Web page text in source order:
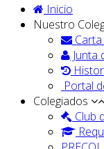
Inicio
Nuestro
Junta
Portal
Colegiados
Club